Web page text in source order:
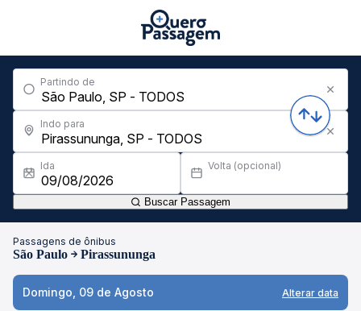
Partindo de
Indo para
Ida Volta (opcional)
Buscar Passagem
Passagens de ônibus
São Paulo Pirassununga
Domingo, 09 de Agosto Alterar data